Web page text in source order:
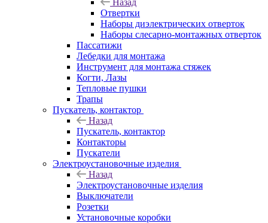
Назад
Отвертки
Наборы диэлектрических отверток
Наборы слесарно-монтажных отверток
Пассатижи
Лебедки для монтажа
Инструмент для монтажа стяжек
Когти, Лазы
Тепловые пушки
Трапы
Пускатель, контактор
Назад
Пускатель, контактор
Контакторы
Пускатели
Электроустановочные изделия
Назад
Электроустановочные изделия
Выключатели
Розетки
Установочные коробки